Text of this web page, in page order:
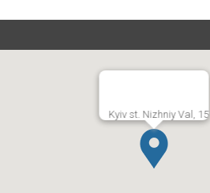
Kyiv st. Nizhniy Val, 15